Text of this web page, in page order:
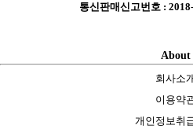
통신판매신고번호 :
About
회사소
이용약
개인정보취